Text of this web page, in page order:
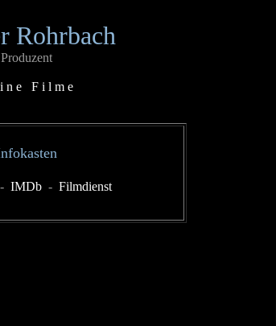
Rohrbach
Produzent
i n e F i l m e
- IMDb - Filmdienst